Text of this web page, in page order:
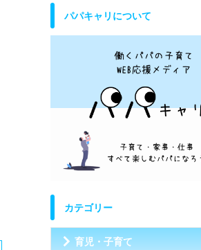
パパキャリについて
カテゴリー
育児・子育て